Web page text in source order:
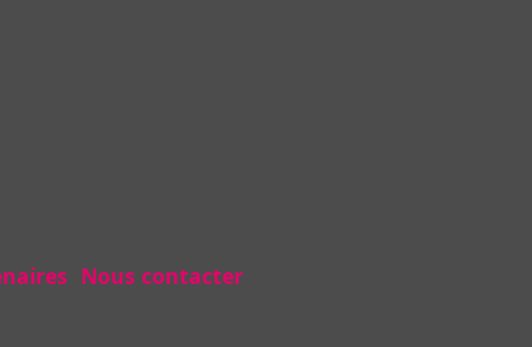
Nous contacter